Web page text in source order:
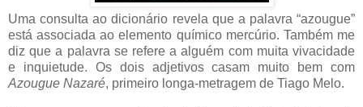
Uma consulta ao dicionário revela que a palavra “azougue”
está associada ao elemento químico mercúrio. Também me
diz que a palavra se refere a alguém com muita vivacidade
e inquietude. Os dois adjetivos casam muito bem com
Azougue Nazaré, primeiro longa-metragem de Tiago Melo.